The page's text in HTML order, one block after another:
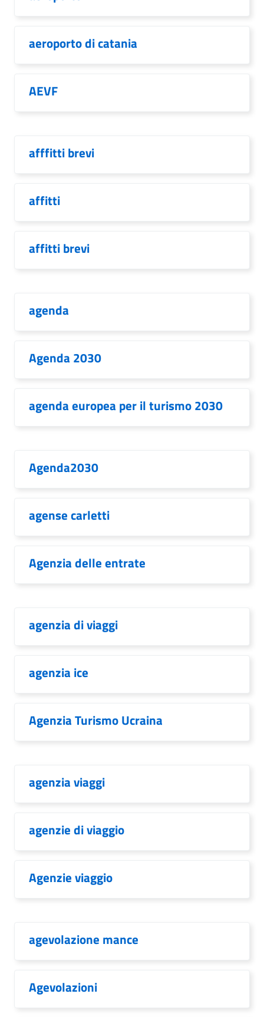
aeroporto di catania
AEVF
afffitti brevi
affitti
affitti brevi
agenda
Agenda 2030
agenda europea per il turismo 2030
Agenda2030
agense carletti
Agenzia delle entrate
agenzia di viaggi
agenzia ice
Agenzia Turismo Ucraina
agenzia viaggi
agenzie di viaggio
Agenzie viaggio
agevolazione mance
Agevolazioni